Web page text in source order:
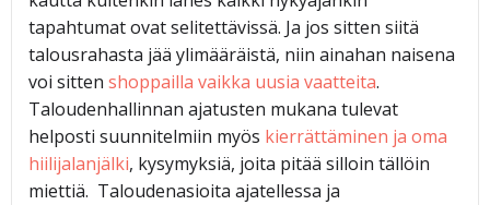
tapahtumat ovat selitettävissä. Ja jos sitten siitä
talousrahasta jää ylimääräistä, niin ainahan naisena
voi sitten shoppailla vaikka uusia vaatteita.
Taloudenhallinnan ajatusten mukana tulevat
helposti suunnitelmiin myös kierrättäminen ja oma
hiilijalanjälki, kysymyksiä, joita pitää silloin tällöin
miettiä. Taloudenasioita ajatellessa ja